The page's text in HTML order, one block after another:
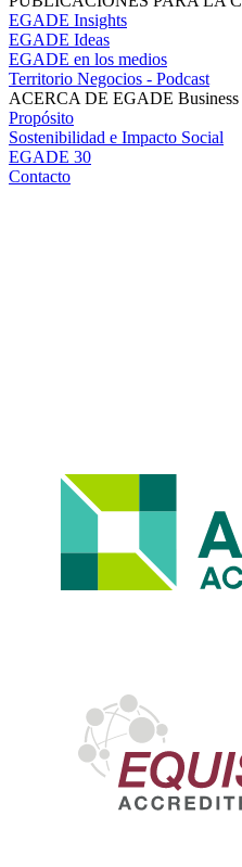
EGADE Insights
EGADE Ideas
EGADE en los medios
Territorio Negocios - Podcast
ACERCA DE EGADE Business
Propósito
Sostenibilidad e Impacto Social
EGADE 30
Contacto